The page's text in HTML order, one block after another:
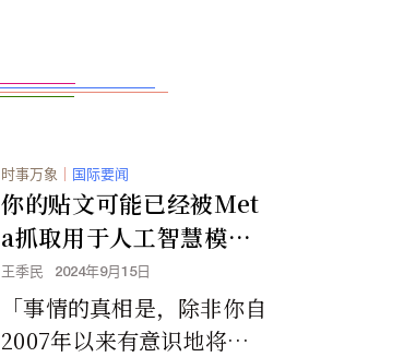
时事万象 ｜ 国际要闻
你的贴文可能已经被Met
a抓取用于人工智慧模型
开发
王季民 2024年9月15日
「事情的真相是，除非你自
2007年以来有意识地将这